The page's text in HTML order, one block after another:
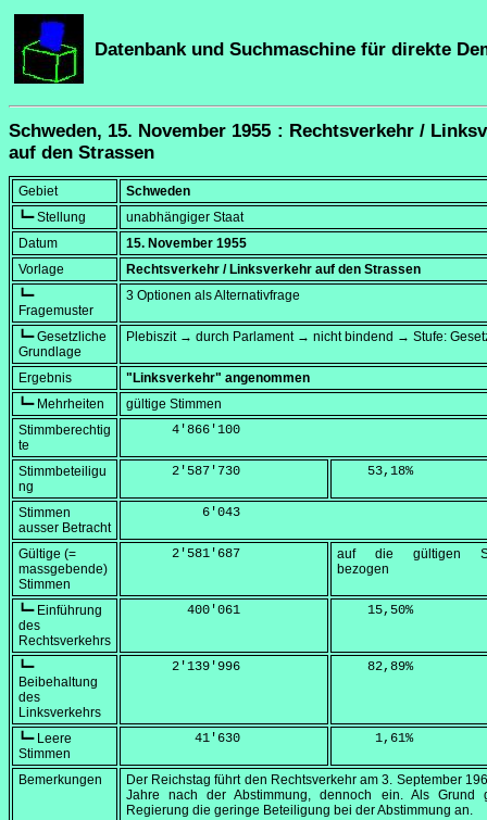
Datenbank und Suchmaschine für direkte
Schweden, 15. November 1955 : Rechtsverkehr /
auf den Strassen
Gebiet
Schweden
┗━ Stellung
unabhängiger Staat
Datum
15. November 1955
Vorlage
Rechtsverkehr / Linksverkehr auf den Strassen
┗━
Fragemuster
3 Optionen als Alternativfrage
┗━ Gesetzliche
Grundlage
Plebiszit → durch Parlament → nicht bindend → Stufe:
Ergebnis
"Linksverkehr" angenommen
┗━ Mehrheiten
gültige Stimmen
Stimmberechtig
te
      4'866'100
Stimmbeteiligu
ng
      2'587'730
    53,18
%
Stimmen
ausser Betracht
          6'043
Gültige (=
massgebende)
Stimmen
      2'581'687
auf die gültigen
bezogen
┗━ Einführung
des
Rechtsverkehrs
        400'061
    15,50
%
┗━
Beibehaltung
des
Linksverkehrs
      2'139'996
    82,89
%
┗━ Leere
Stimmen
         41'630
     1,61
%
Bemerkungen Der Reichstag führt den Rechtsverkehr am3. September
Jahre nach der Abstimmung, dennoch ein. Als Grund
Regierung die geringe Beteiligung bei der Abstimmung an.